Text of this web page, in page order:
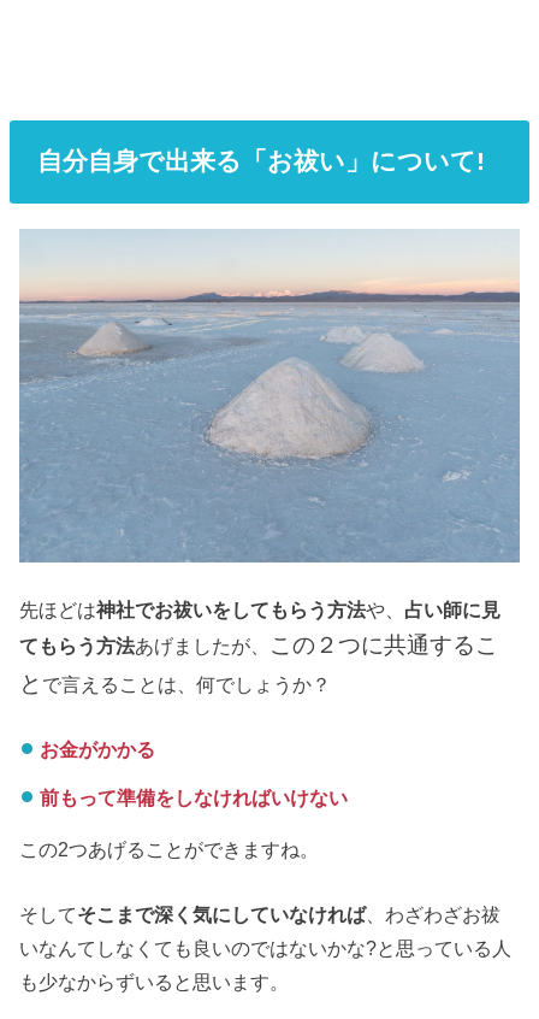
自分自身で出来る「お祓い」について!
先ほどは神社でお祓いをしてもらう方法や、 占い師に見
てもらう方法あげましたが、 この２つに共通するこ
と で言えることは、何でしょうか？
お金がかかる
前もって準備をしなければいけない
この2つあげることができますね。
そしてそこまで深く気にしていなければ、わざわざお祓
いなんてしなくても良いのではないかな?と思っている人
も少なからずいると思います。